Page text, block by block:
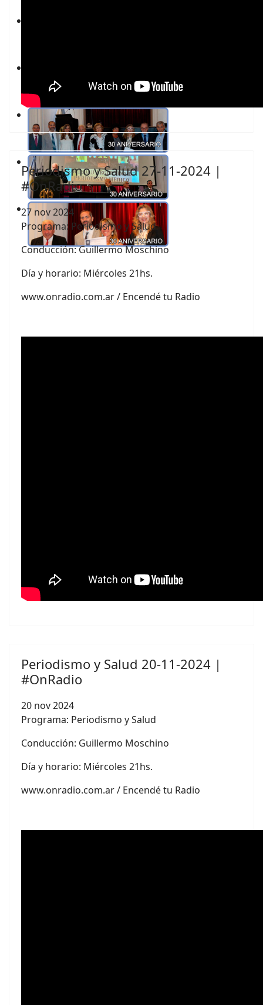
Periodismo y Salud 27-11-2024 |
#OnRadio
27 nov 2024
Programa: Periodismo y Salud
Conducción:Guillermo Moschino
Día y horario: Miércoles 21hs.
www.onradio.com.ar / Encendé tu Radio
Periodismo y Salud 20-11-2024 |
#OnRadio
20 nov 2024
Programa: Periodismo y Salud
Conducción: Guillermo Moschino
Día y horario: Miércoles 21hs.
www.onradio.com.ar / Encendé tu Radio